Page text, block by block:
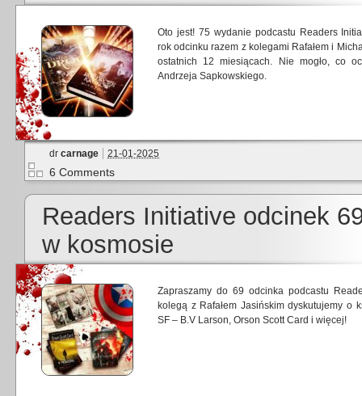
Oto jest! 75 wydanie podcastu Readers
rok odcinku razem z kolegami Rafałem i
ostatnich 12 miesiącach. Nie mogło, co
Andrzeja Sapkowskiego.
dr carnage 21-01-2025
6 Comments
Readers Initiative odcinek
w kosmosie
Zapraszamy do 69 odcinka podcastu
kolegą z Rafałem Jasińskim dyskutujemy o
SF – B.V Larson, Orson Scott Card i więcej!